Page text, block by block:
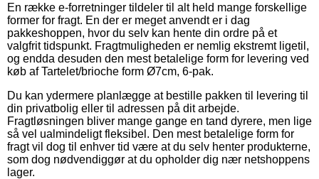
En række e-forretninger tildeler til alt held mange forskellige
former for fragt. En der er meget anvendt er i dag
pakkeshoppen, hvor du selv kan hente din ordre på et
valgfrit tidspunkt. Fragtmuligheden er nemlig ekstremt ligetil,
og endda desuden den mest betalelige form for levering ved
køb af Tartelet/brioche form Ø7cm, 6-pak.
Du kan ydermere planlægge at bestille pakken til levering til
din privatbolig eller til adressen på dit arbejde.
Fragtløsningen bliver mange gange en tand dyrere, men lige
så vel ualmindeligt fleksibel. Den mest betalelige form for
fragt vil dog til enhver tid være at du selv henter produkterne,
som dog nødvendiggør at du opholder dig nær netshoppens
lager.